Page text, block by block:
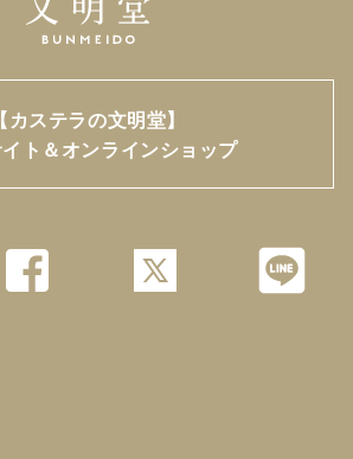
【カステラの文明堂】
ト＆オンラインショップ